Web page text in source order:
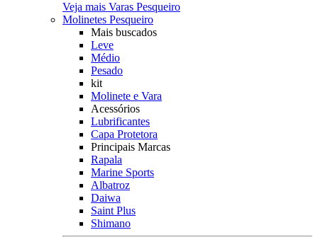
Veja mais Varas Pesqueiro
Molinetes Pesqueiro
Mais buscados
Leve
Médio
Pesado
kit
Molinete e Vara
Acessórios
Lubrificantes
Capa Protetora
Principais Marcas
Rapala
Marine Sports
Albatroz
Daiwa
Saint Plus
Shimano